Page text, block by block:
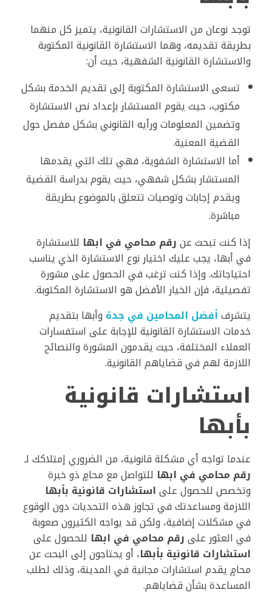
توجد نوعان من الاستشارات القانونية، يتميز كل منهما
بطريقة تقديمه، وهما الاستشارة القانونية المكتوبة
والاستشارة القانونية الشفهية، حيث أن:
تسعى الاستشارة المكتوبة إلى تقديم الخدمة بشكل
مكتوب، حيث يقوم المستشار بإعداد نص الاستشارة
وتضمين المعلومات ورأيه القانوني بشكل مفصل حول
القضية المعنية.
أما الاستشارة الشفوية، فهي تلك التي يقدمها
المستشار بشكل شفهي، حيث يقوم بدراسة القضية
ويقدم إجابات وتوصيات تتعلق بالموضوع بطريقة
مباشرة.
إذا كنت تبحث عنرقم محامي في ابها للاستشارة
في أبها، يجب عليك اختيار نوع الاستشارة الذي يناسب
احتياجاتك. وإذا كنت ترغب في الحصول على مشورة
تفصيلية، فإن الخيار الأفضل هو الاستشارة المكتوبة.
يتشرفأفضل المحامين في جدة وأبها بتقديم
خدمات الاستشارة القانونية للإجابة على استفسارات
العملاء المختلفة، حيث يقدمون المشورة والنصائح
اللازمة لهم في قضاياهم القانونية.
استشارات قانونية
بأبها
عندما تواجه أي مشكلة قانونية، من الضروري إمتلاكك لـ
رقم محامي في ابها للتواصل مع محامٍ ذو خبرة
وتخصص للحصول علىاستشارات قانونية بأبها
اللازمة ومساعدتك في تجاوز هذه التحديات دون الوقوع
في مشكلات إضافية، ولكن قد يواجه الكثيرون صعوبة
في العثور علىرقم محامي في ابها للحصول على
استشارات قانونية بأبها، أو يحتاجون إلى البحث عن
محامٍ يقدم استشارات مجانية في المدينة، وذلك لطلب
المساعدة بشأن قضاياهم.